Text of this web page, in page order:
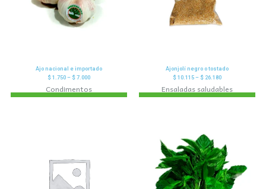
Ajo nacional e importado
$1.750– $7.000
Condimentos
Ajonjolí negro o tostado
$ 10.115 – $ 26.180
Ensaladas saludables